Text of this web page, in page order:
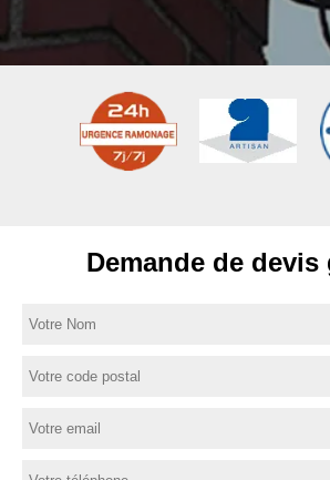
Demande de